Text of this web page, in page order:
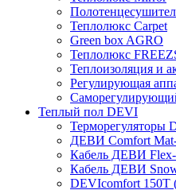
Теплолюкс Carpet
Green box AGRO
Теплолюкс
Теплоизоляция и
Регулирующая
Теплый пол DEVI
Терморегуляторы
ДЕВИ Comfort
Кабель ДЕВИ
Кабель ДЕВИ
DEVIcomfort 150T